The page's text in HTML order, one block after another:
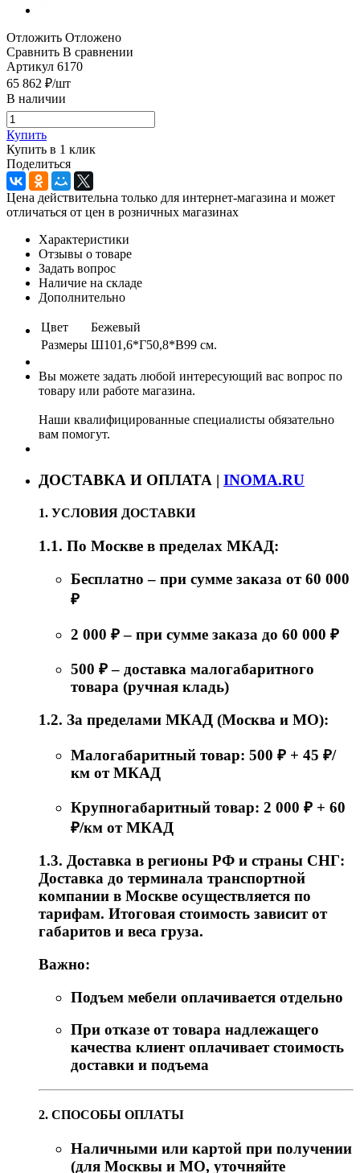
Отложить Отложено
Сравнить В сравнении
Артикул 6170
65 862 ₽/шт
В наличии
Купить
Купить в 1 клик
Поделиться
Цена действительна только для интернет-магазина и может
отличаться от цен в розничных магазинах
Характеристики
Отзывы о товаре
Задать вопрос
Наличие на складе
Дополнительно
Цвет
Бежевый
Размеры Ш101,6*Г50,8*В99 см.
Вы можете задать любой интересующий вас вопрос по
товару или работе магазина.
Наши квалифицированные специалисты обязательно
вам помогут.
ДОСТАВКА И ОПЛАТА | INOMA.RU
1. УСЛОВИЯ ДОСТАВКИ
1.1. По Москве в пределах МКАД:
Бесплатно – при сумме заказа от 60 000
₽
2 000 ₽ – при сумме заказа до 60 000 ₽
500 ₽ – доставка малогабаритного
товара (ручная кладь)
1.2. За пределами МКАД (Москва и МО):
Малогабаритный товар: 500 ₽ + 45 ₽/
км от МКАД
Крупногабаритный товар: 2 000 ₽ + 60
₽/км от МКАД
1.3. Доставка в регионы РФ и страны СНГ:
Доставка до терминала транспортной
компании в Москве осуществляется по
тарифам. Итоговая стоимость зависит от
габаритов и веса груза.
Важно:
Подъем мебели оплачивается отдельно
При отказе от товара надлежащего
качества клиент оплачивает стоимость
доставки и подъема
2. СПОСОБЫ ОПЛАТЫ
Наличными или картой при получении
(для Москвы и МО, уточняйте